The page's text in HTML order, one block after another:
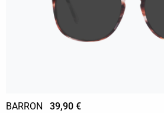
BARRON 39,90 €